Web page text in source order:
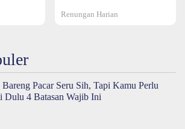
Renungan Harian
Pacar Seru Sih, Tapi Kamu Perlu
Dulu 4 Batasan Wajib Ini